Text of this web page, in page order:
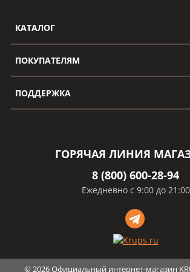
КАТАЛОГ
ПОКУПАТЕЛЯМ
ГОРЯЧАЯ ЛИНИЯ
8 (800) 600-28-94
Ежедневно с 9:00 до 21:00
ПОДДЕРЖКА
©2026Официальный интернет-магазин